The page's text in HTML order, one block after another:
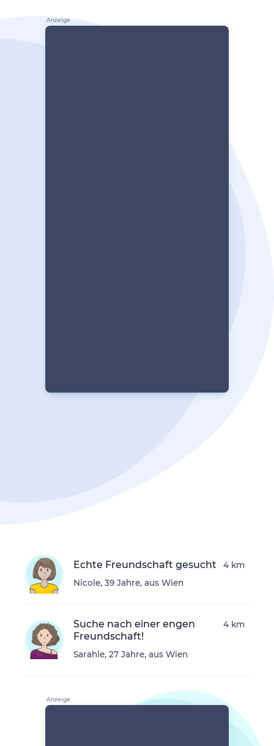
Echte Freundschaft gesucht
Nicole, 39 Jahre, aus Wien
4 km
Suche nach einer engen
Freundschaft!
Sarahle, 27 Jahre, aus Wien
4 km